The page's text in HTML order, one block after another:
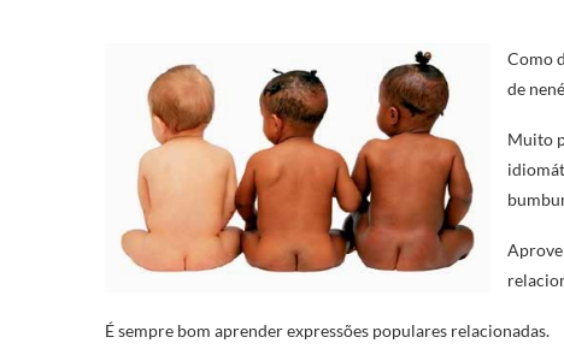
Como
de
Muito
É sempre bom aprender expressões populares relacionadas.